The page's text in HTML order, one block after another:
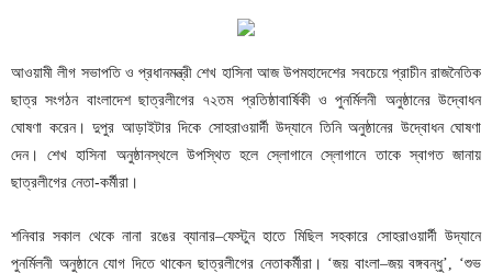
আওয়ামী লীগ সভাপতি ও প্রধানমন্ত্রী শেখ হাসিনা আজ উপমহাদেশের সবচেয়ে প্রাচীন রাজনৈতিক
ছাত্র সংগঠন বাংলাদেশ ছাত্রলীগের ৭২তম প্রতিষ্ঠাবার্ষিকী ও পুনর্মিলনী অনুষ্ঠানের উদ্বোধন
ঘোষণা করেন। দুপুর আড়াইটার দিকে সোহরাওয়ার্দী উদ্যানে তিনি অনুষ্ঠানের উদ্বোধন ঘোষণা
দেন। শেখ হাসিনা অনুষ্ঠানস্থলে উপস্থিত হলে স্লোগানে স্লোগানে তাকে স্বাগত জানায়
ছাত্রলীগের নেতা-কর্মীরা।
শনিবার সকাল থেকে নানা রঙের ব্যানার–ফেস্টুন হাতে মিছিল সহকারে সোহরাওয়ার্দী উদ্যানে
পুনর্মিলনী অনুষ্ঠানে যোগ দিতে থাকেন ছাত্রলীগের নেতাকর্মীরা। ‘জয় বাংলা–জয় বঙ্গবন্ধু’, ‘শুভ